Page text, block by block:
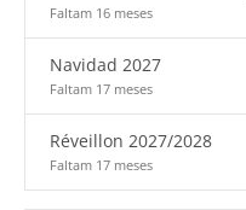
Faltam 16 meses
Navidad 2027
Faltam 17 meses
Réveillon 2027/2028
Faltam 17 meses